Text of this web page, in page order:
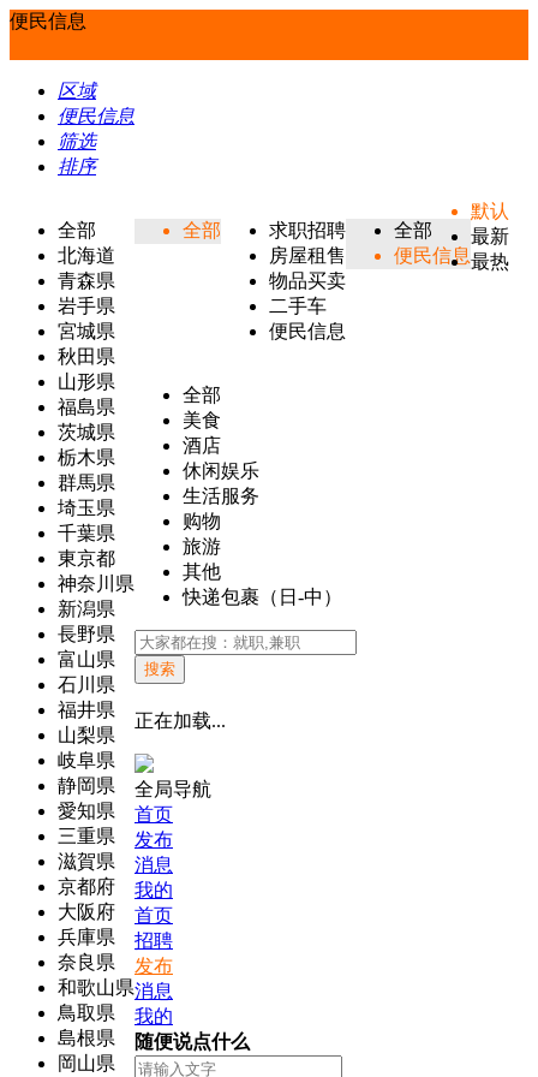
便民信息
区域
便民信息
筛选
排序
全部
北海道
青森県
岩手県
宮城県
秋田県
山形県
福島県
茨城県
栃木県
群馬県
埼玉県
千葉県
東京都
神奈川県
新潟県
長野県
富山県
石川県
福井県
山梨県
岐阜県
静岡県
愛知県
三重県
滋賀県
京都府
大阪府
兵庫県
奈良県
和歌山県
鳥取県
島根県
岡山県
全部
求职招聘
房屋租售
物品买卖
二手车
便民信息
全部
便民信息
全部
美食
酒店
休闲娱乐
生活服务
购物
旅游
其他
快递包裹（日-中）
默认
最新
最热
搜索
正在加载...
全局导航
首页
发布
消息
我的
首页
招聘
发布
消息
我的
随便说点什么